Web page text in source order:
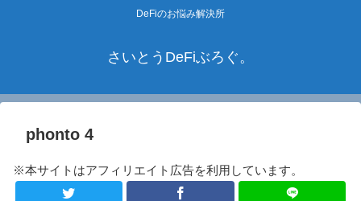
DeFiのお悩み解決所
さいとうDeFiぶろぐ。
phonto 4
※本サイトはアフィリエイト広告を利用しています。